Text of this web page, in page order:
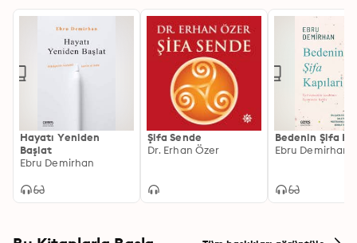
Hayatı Yeniden
Başlat
Ebru Demirhan
Şifa Sende
Dr. Erhan Özer
Bedenin Şifa
Ebru Demirhan